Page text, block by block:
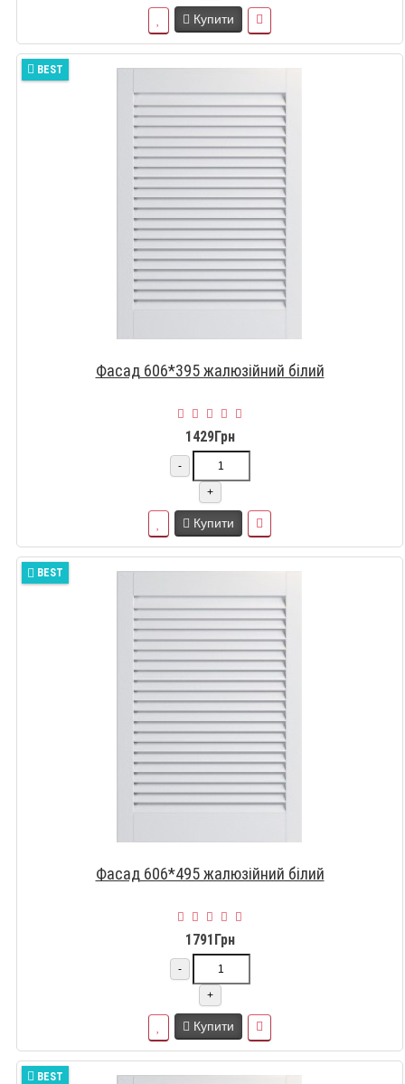
Купити
BEST
Фасад 606*395 жалюзійний білий
1429Грн
-
+
Купити
BEST
Фасад 606*495 жалюзійний білий
1791Грн
-
+
Купити
BEST